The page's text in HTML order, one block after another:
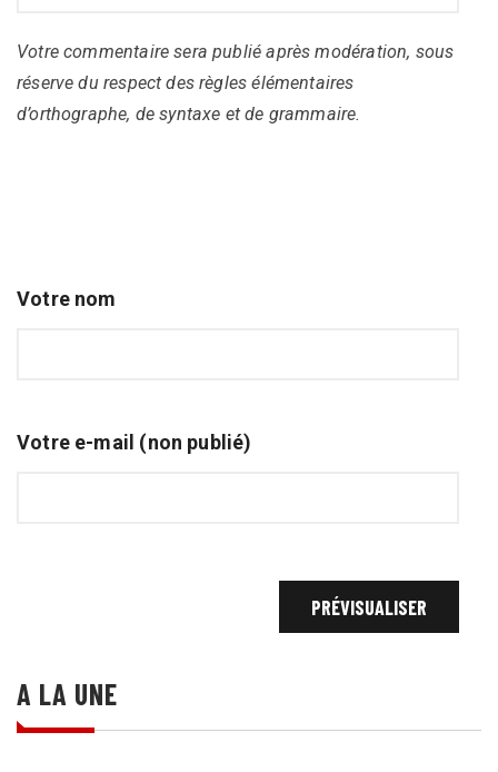
Votre commentaire sera publié après modération, sous
réserve du respect des règles élémentaires
d’orthographe, de syntaxe et de grammaire.
Votre nom
Votre e-mail (non publié)
A LA UNE